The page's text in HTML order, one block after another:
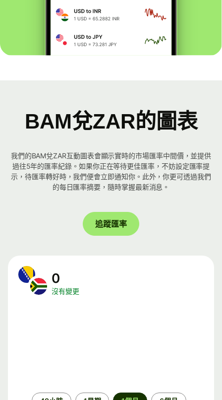
BAM兌ZAR的圖表
我們的BAM兌ZAR互動圖表會顯示實時的市場匯率中間價，並提供
過往5年的匯率紀錄。如果你正在等待更佳匯率，不妨設定匯率提
示，待匯率轉好時，我們便會立即通知你。此外，你更可透過我們
的每日匯率摘要，隨時掌握最新消息。
追蹤匯率
0
沒有變更